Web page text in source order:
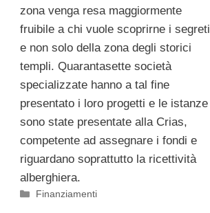
zona venga resa maggiormente
fruibile a chi vuole scoprirne i segreti
e non solo della zona degli storici
templi. Quarantasette società
specializzate hanno a tal fine
presentato i loro progetti e le istanze
sono state presentate alla Crias,
competente ad assegnare i fondi e
riguardano soprattutto la ricettività
alberghiera.
Categorie
Finanziamenti